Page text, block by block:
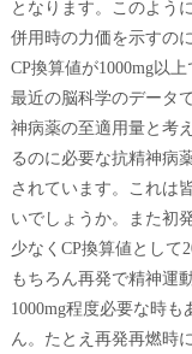
となります。このよう
併用時の力価を示すの
CP換算値が1000mg以
最近の脳科学のデータ
神病薬の至適用量と考
るのに必要な抗精神病
されています。これは
いでしょうか。また初
少なくCP換算値として
もちろん再発で精神運
1000mg程度必要な時
ん。たとえ再発再燃時